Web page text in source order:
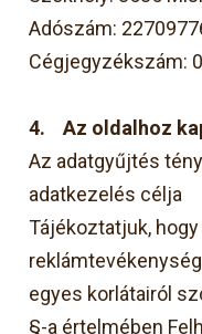
Adószám:
Cégjegyzékszám:
4.Az oldalhoz
Az adatgyűjtés
adatkezelés célja
Tájékoztatjuk,
egyes korlátairól
§-a értelmében